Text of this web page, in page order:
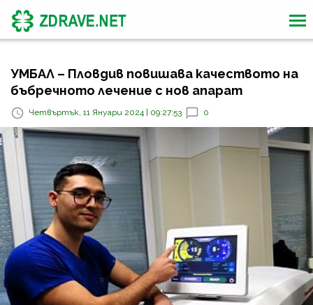
УМБАЛ – Пловдив повишава качеството на
бъбречното лечение с нов апарат
Четвъртък, 11 Януари 2024 | 09:27:53 0